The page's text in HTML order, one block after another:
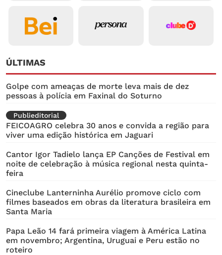
ÚLTIMAS
Golpe com ameaças de morte leva mais de dez
pessoas à polícia em Faxinal do Soturno
Publieditorial
FEICOAGRO celebra 30 anos e convida a região para
viver uma edição histórica em Jaguari
Cantor Igor Tadielo lança EP Canções de Festival em
noite de celebração à música regional nesta quinta-
feira
Cineclube Lanterninha Aurélio promove ciclo com
filmes baseados em obras da literatura brasileira em
Santa Maria
Papa Leão 14 fará primeira viagem à América Latina
em novembro; Argentina, Uruguai e Peru estão no
roteiro